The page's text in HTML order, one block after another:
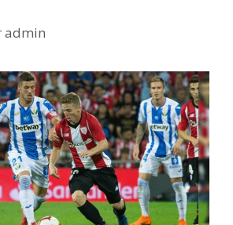
admin